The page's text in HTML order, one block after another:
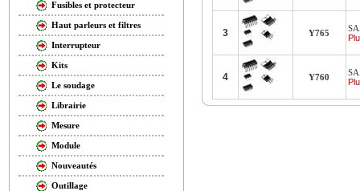
Fusibles et protecteur
Haut parleurs et filtres
Interrupteur
Kits
Le soudage
Librairie
Mesure
Module
Nouveautés
Outillage
3 Y765
4 Y760